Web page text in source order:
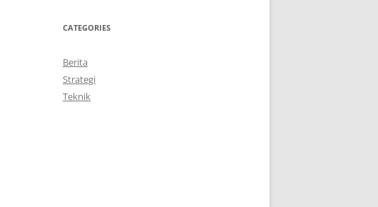
CATEGORIES
Berita
Strategi
Teknik